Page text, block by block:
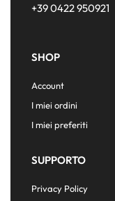
+39 0422 950921
SHOP
Account
I miei ordini
I miei preferiti
SUPPORTO
Privacy Policy